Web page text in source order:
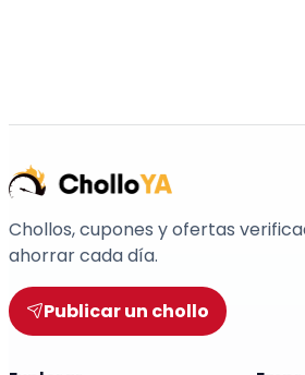
Chollos, cupones y ofertas
ahorrar cada día.
Publicar un chollo